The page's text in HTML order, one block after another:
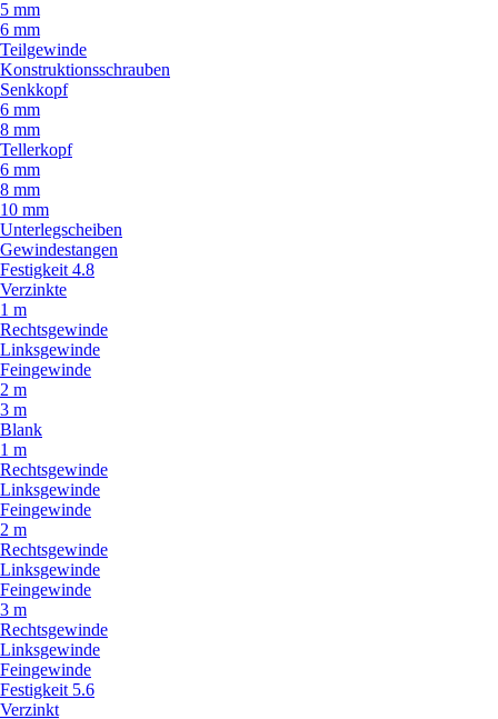
5 mm
6 mm
Teilgewinde
Konstruktionsschrauben
Senkkopf
6 mm
8 mm
Tellerkopf
6 mm
8 mm
10 mm
Unterlegscheiben
Gewindestangen
Festigkeit 4.8
Verzinkte
1 m
Rechtsgewinde
Linksgewinde
Feingewinde
2 m
3 m
Blank
1 m
Rechtsgewinde
Linksgewinde
Feingewinde
2 m
Rechtsgewinde
Linksgewinde
Feingewinde
3 m
Rechtsgewinde
Linksgewinde
Feingewinde
Festigkeit 5.6
Verzinkt